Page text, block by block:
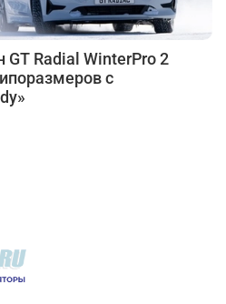
Radial WinterPro 2
с